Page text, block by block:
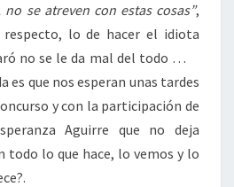
se atreven con estas cosas”,
lo de hacer el idiota
no se le da mal del todo …
es que nos esperan unas tardes
y con la participación de
Aguirre que no deja
todo lo que hace, lo vemos y lo